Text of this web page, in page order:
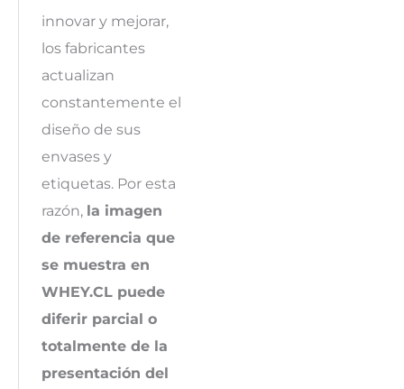
innovar y mejorar,
los fabricantes
actualizan
constantemente el
diseño de sus
envases y
etiquetas. Por esta
razón, la imagen
de referencia que
se muestra en
WHEY.CL puede
diferir parcial o
totalmente de la
presentación del